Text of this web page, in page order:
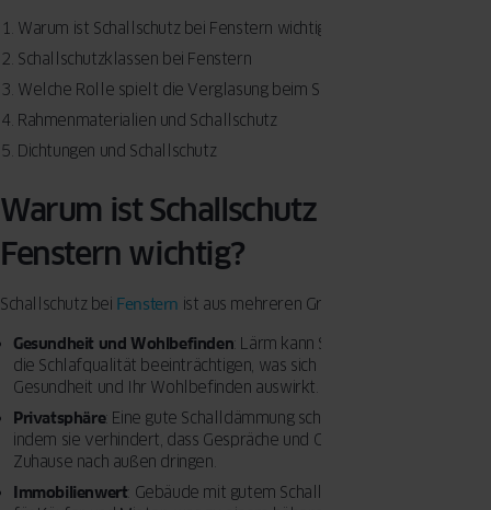
Warum ist Schallschutz bei Fenstern wichtig?
Schallschutzklassen bei Fenstern
Welche Rolle spielt die Verglasung beim Schallschutz?
Rahmenmaterialien und Schallschutz
Dichtungen und Schallschutz
Warum ist Schallschutz bei
Fenstern wichtig?
Schallschutz bei Fenstern ist aus mehreren Gründen wichtig:
Gesundheit und Wohlbefinden: Lärm kann Stress verursachen und
die Schlafqualität beeinträchtigen, was sich negativ auf Ihre
Gesundheit und Ihr Wohlbefinden auswirkt.
Privatsphäre: Eine gute Schalldämmung schützt Ihre Privatsphäre,
indem sie verhindert, dass Gespräche und Geräusche aus Ihrem
Zuhause nach außen dringen.
Immobilienwert: Gebäude mit gutem Schallschutz sind attraktiver